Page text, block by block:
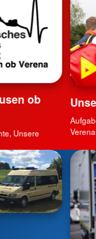
ob
Unsere